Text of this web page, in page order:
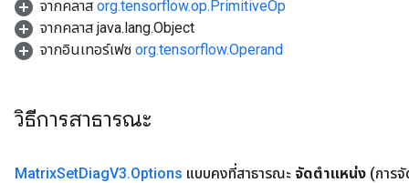
จากคลาส org.tensorflow.op.PrimitiveOp
จากคลาส java.lang.Object
จากอินเทอร์เฟซ org.tensorflow.Operand
วิธีการสาธารณะ
MatrixSetDiagV3.Options แบบคงที่สาธารณะ จัดตำแหน่ง (การ